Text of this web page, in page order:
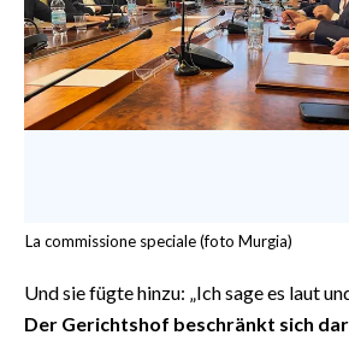
La commissione speciale (foto Murgia)
Und sie fügte hinzu: „Ich sage es laut
Der Gerichtshof beschränkt sich